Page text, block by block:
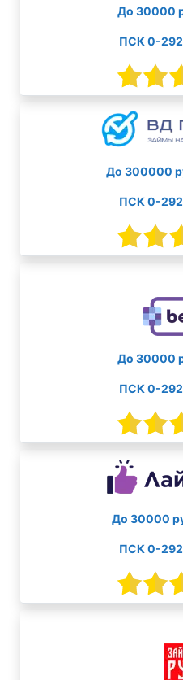
До 30000
ПСК 0-
До 300000
ПСК 0-
До 30000
ПСК 0-
До 30000
ПСК 0-